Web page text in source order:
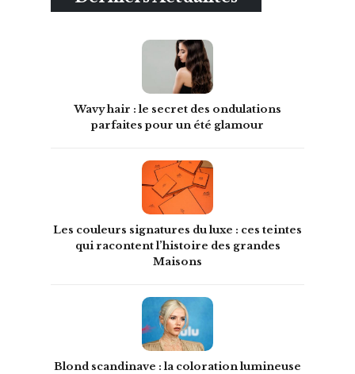
Wavy hair : le secret des ondulations
parfaites pour un été glamour
Les couleurs signatures du luxe : ces teintes
qui racontent l’histoire des grandes
Maisons
Blond scandinave : la coloration lumineuse